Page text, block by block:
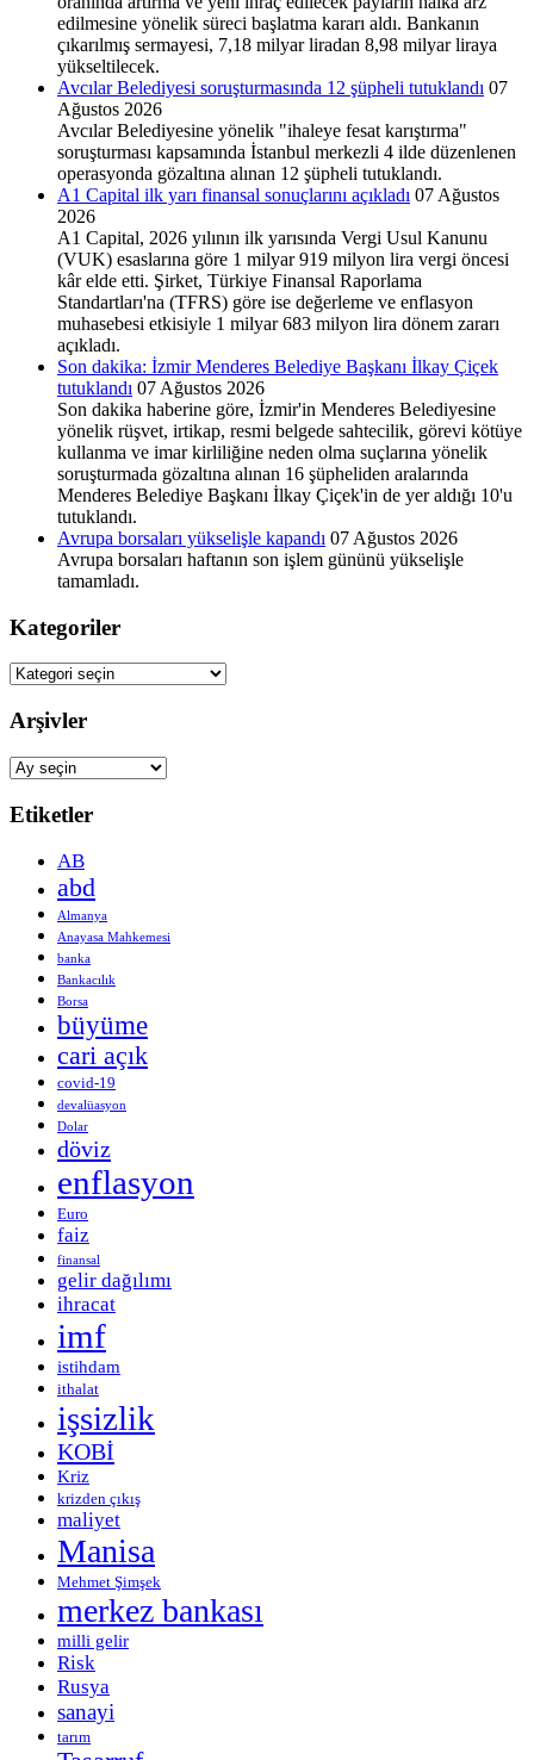
edilmesine yönelik süreci başlatma kararı aldı. Bankanın
çıkarılmış sermayesi, 7,18 milyar liradan 8,98 milyar liraya
yükseltilecek.
Avcılar Belediyesi soruşturmasında 12 şüpheli tutuklandı 07
Ağustos 2026
Avcılar Belediyesine yönelik "ihaleye fesat karıştırma"
soruşturması kapsamında İstanbul merkezli 4 ilde düzenlenen
operasyonda gözaltına alınan 12 şüpheli tutuklandı.
A1 Capital ilk yarı finansal sonuçlarını açıkladı 07 Ağustos
2026
A1 Capital, 2026 yılının ilk yarısında Vergi Usul Kanunu
(VUK) esaslarına göre 1 milyar 919 milyon lira vergi öncesi
kâr elde etti. Şirket, Türkiye Finansal Raporlama
Standartları'na (TFRS) göre ise değerleme ve enflasyon
muhasebesi etkisiyle 1 milyar 683 milyon lira dönem zararı
açıkladı.
Son dakika: İzmir Menderes Belediye Başkanı İlkay Çiçek
tutuklandı 07 Ağustos 2026
Son dakika haberine göre, İzmir'in Menderes Belediyesine
yönelik rüşvet, irtikap, resmi belgede sahtecilik, görevi kötüye
kullanma ve imar kirliliğine neden olma suçlarına yönelik
soruşturmada gözaltına alınan 16 şüpheliden aralarında
Menderes Belediye Başkanı İlkay Çiçek'in de yer aldığı 10'u
tutuklandı.
Avrupa borsaları yükselişle kapandı 07 Ağustos 2026
Avrupa borsaları haftanın son işlem gününü yükselişle
tamamladı.
Kategoriler
Kategoriler
Arşivler
Arşivler
Etiketler
AB
abd
Almanya
Anayasa Mahkemesi
banka
Bankacılık
Borsa
büyüme
cari açık
covid-19
devalüasyon
Dolar
döviz
enflasyon
Euro
faiz
finansal
gelir dağılımı
ihracat
imf
istihdam
ithalat
işsizlik
KOBİ
Kriz
krizden çıkış
maliyet
Manisa
Mehmet Şimşek
merkez bankası
milli gelir
Risk
Rusya
sanayi
tarım